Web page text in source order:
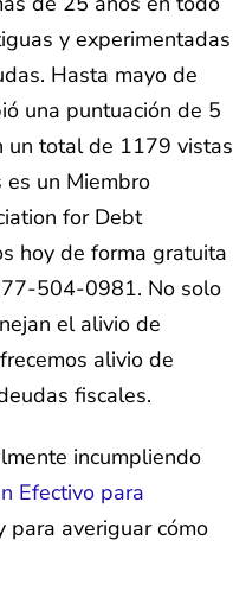
y experimentadas
Hasta mayo de
una puntuación de 5
un total de 1179 vistas
es un Miembro
for Debt
hoy de forma gratuita
504-0981. No solo
el alivio de
alivio de
fiscales.
incumpliendo
Efectivo para
para averiguar cómo